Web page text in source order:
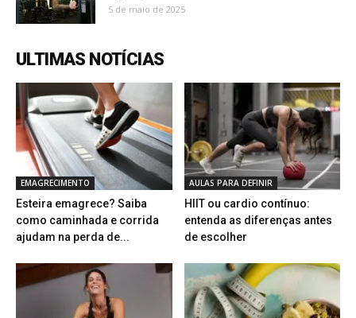
5 de maio de 2025
ULTIMAS NOTÍCIAS
EMAGRECIMENTO
Esteira emagrece? Saiba
como caminhada e corrida
ajudam na perda de...
AULAS PARA DEFINIR
HIIT ou cardio contínuo:
entenda as diferenças antes
de escolher